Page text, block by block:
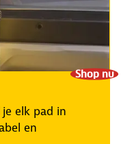
Shop nu
elk pad in
en